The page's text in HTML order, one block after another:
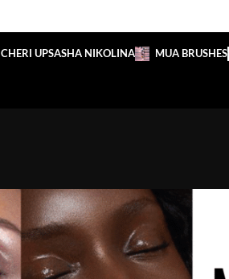
CHERI UPSASHA NIKOLINA MUA BRUSHES